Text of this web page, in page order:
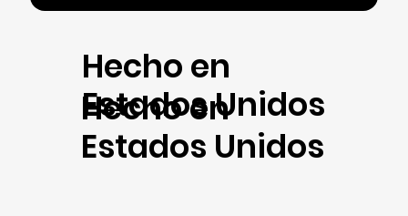
Hecho en
Estados Unidos
Hecho en
Estados Unidos